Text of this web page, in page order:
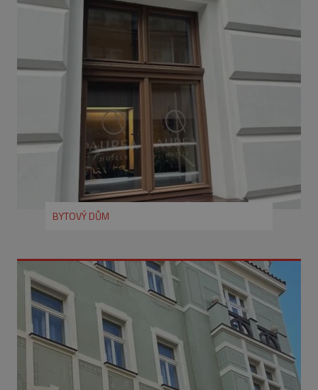
BYTOVÝ DŮM
SOUBORY CÍLENÍ
FUNKČNÍ SOUBORY
NEZAŘAZENÉ SOUBORY
Nezbytně nutné soubory
Výkonové soubory
Soubory cílení
Funkční soubory
Nezařazené soubory
stránky nelze bez nezbytně nutných souborů
cookie správně používat.
Provider/Doména
Vyprší
pum-7412
*.eurooknattk.cz
CookieScriptConsent
CookieScript
www.eurooknattk.cz
1 rok